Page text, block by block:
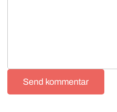
Send kommentar